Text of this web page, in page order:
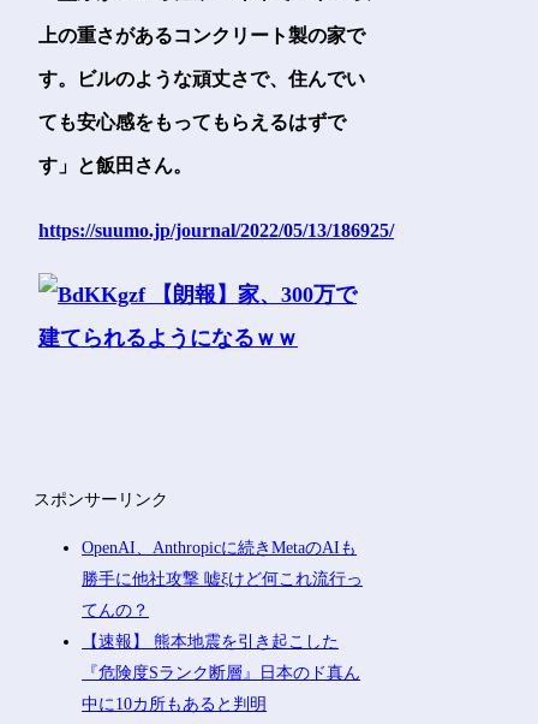
上の重さがあるコンクリート製の家で
す。ビルのような頑丈さで、住んでい
ても安心感をもってもらえるはずで
す」と飯田さん。
https://suumo.jp/journal/2022/05/13/186925/
スポンサーリンク
OpenAI、Anthropicに続きMetaのAIも
勝手に他社攻撃 嘘ξけど何これ流行っ
てんの？
【速報】 熊本地震を引き起こした
『危険度Sランク断層』日本のド真ん
中に10カ所もあると判明